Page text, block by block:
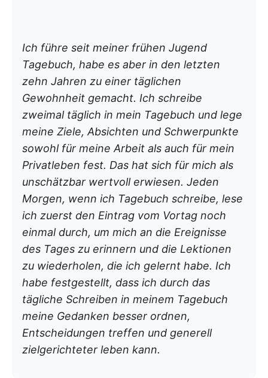
Ich führe seit meiner frühen Jugend
Tagebuch, habe es aber in den letzten
zehn Jahren zu einer täglichen
Gewohnheit gemacht. Ich schreibe
zweimal täglich in mein Tagebuch und lege
meine Ziele, Absichten und Schwerpunkte
sowohl für meine Arbeit als auch für mein
Privatleben fest. Das hat sich für mich als
unschätzbar wertvoll erwiesen. Jeden
Morgen, wenn ich Tagebuch schreibe, lese
ich zuerst den Eintrag vom Vortag noch
einmal durch, um mich an die Ereignisse
des Tages zu erinnern und die Lektionen
zu wiederholen, die ich gelernt habe. Ich
habe festgestellt, dass ich durch das
tägliche Schreiben in meinem Tagebuch
meine Gedanken besser ordnen,
Entscheidungen treffen und generell
zielgerichteter leben kann.